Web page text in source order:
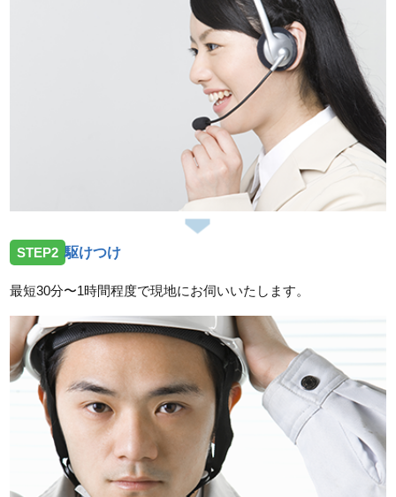
愛知県名古屋市緑区有松町へトイレ水漏れでお伺いし
愛知県名古屋市名東区へ台所蛇口水漏れ修理に向かい
2026/02/06
愛知県名古屋市北区山田でトイレ水漏れでお伺いしま
した
2026/02/02
愛知県名古屋市緑区鳴海町へトイレ水漏れトラブルで
お伺いしました。
スタッフの修理報告や事例の一覧はこちら
STEP2 駆けつけ
最短30分〜1時間程度で現地にお伺いいたします。